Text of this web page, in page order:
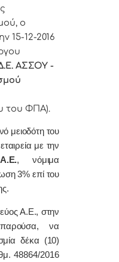
ο
15-12-2016
ΑΣΣΟΥ -
του ΦΠΑ).
μειοδότη του
με την
, νόμιμα
3% επί του
Α.Ε., στην
παρούσα, να
δέκα (10)
48864/2016